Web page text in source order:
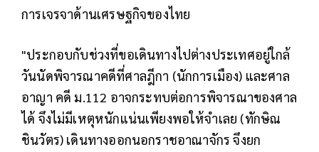
การเจรจาด้านเศรษฐกิจของไทย
"ประกอบกับช่วงที่ขอเดินทางไปต่างประเทศอยู่ใกล้
วันนัดพิจารณาคดีที่ศาลฎีกา (นักการเมือง) และศาล
อาญา คดี ม.112 อาจกระทบต่อการพิจารณาของศาล
ได้ จึงไม่มีเหตุหนักแน่นเพียงพอให้จำเลย (ทักษิณ
ชินวัตร) เดินทางออกนอกราชอาณาจักร จึงยก